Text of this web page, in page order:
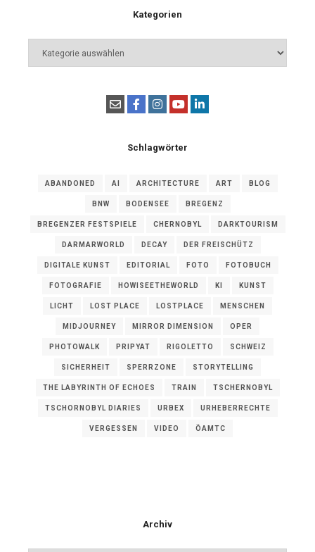
Kategorien
Schlagwörter
ABANDONED AI ARCHITECTURE ART BLOG
BNW BODENSEE BREGENZ
BREGENZER FESTSPIELE CHERNOBYL DARKTOURISM
DARMARWORLD DECAY DER FREISCHÜTZ
DIGITALE KUNST EDITORIAL FOTO FOTOBUCH
FOTOGRAFIE HOWISEETHEWORLD KI KUNST
LICHT LOST PLACE LOSTPLACE MENSCHEN
MIDJOURNEY MIRROR DIMENSION OPER
PHOTOWALK PRIPYAT RIGOLETTO SCHWEIZ
SICHERHEIT SPERRZONE STORYTELLING
THE LABYRINTH OF ECHOES TRAIN TSCHERNOBYL
TSCHORNOBYL DIARIES URBEX URHEBERRECHTE
VERGESSEN VIDEO ÖAMTC
Archiv